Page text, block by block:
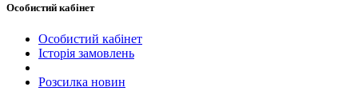
Особистий кабінет
Особистий кабінет
Історія замовлень
Розсилка новин